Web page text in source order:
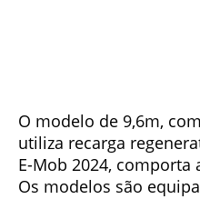
O modelo de 9,6m,
utiliza recarga
E-Mob 2024,
Os modelos são